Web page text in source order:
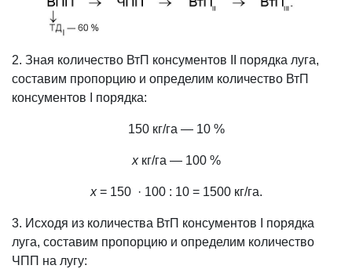
2. Зная количество ВтП консументов ІІ порядка луга,
составим пропорцию и определим количество ВтП
консументов I порядка:
150 кг/га — 10 %
хкг/га — 100 %
х= 150 · 100 : 10 = 1500 кг/га.
3. Исходя из количества ВтП консументов І порядка
луга, составим пропорцию и определим количество
ЧПП на лугу: